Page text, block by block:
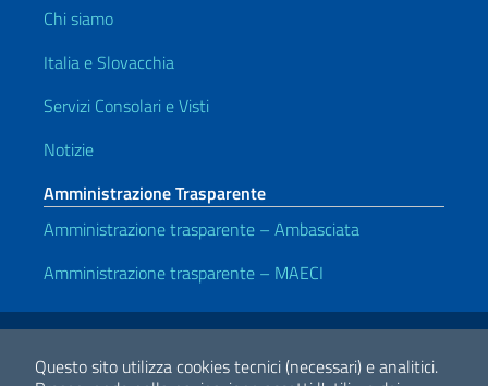
Questo sito utilizza cookies tecnici (necessari) e analitici.
Chi siamo
Italia e Slovacchia
Servizi Consolari e Visti
Notizie
Amministrazione Trasparente
Amministrazione trasparente – Ambasciata
Amministrazione trasparente – MAECI
Link Utili